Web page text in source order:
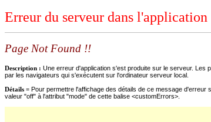
Erreur du serveur dans l'application
Page Not Found !!
Description : Une erreur d'application s'est produite sur le serveur. Les
par les navigateurs qui s'exécutent sur l'ordinateur serveur local.
Détails = Pour permettre l'affichage des détails de ce message
valeur "off" à l'attribut "mode" de cette balise <customErrors>.